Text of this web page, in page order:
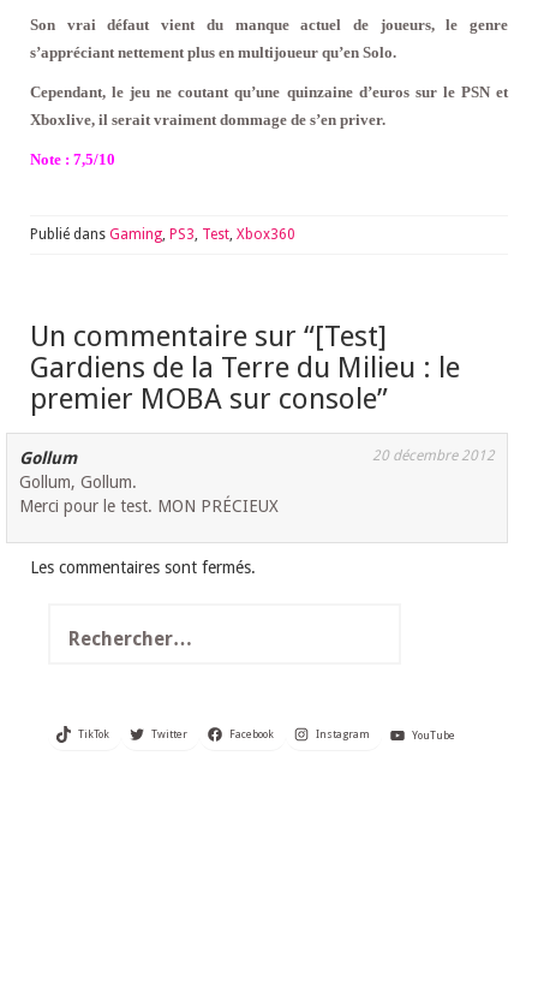
Son vrai défaut vient du manque actuel de joueurs, le genre
s’appréciant nettement plus en multijoueur qu’en Solo.
Cependant, le jeu ne coutant qu’une quinzaine d’euros sur le PSN et
Xboxlive, il serait vraiment dommage de s’en priver.
Note : 7,5/10
Publié dans Gaming, PS3, Test, Xbox360
Un commentaire sur “[Test]
Gardiens de la Terre du Milieu : le
premier MOBA sur console”
Gollum 20 décembre 2012
Gollum, Gollum.
Merci pour le test. MON PRÉCIEUX
Les commentaires sont fermés.
TikTok Twitter Facebook Instagram YouTube